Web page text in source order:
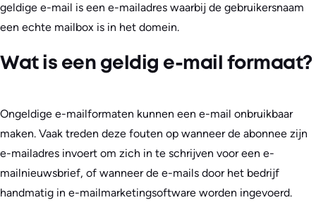
geldige e-mail is een e-mailadres waarbij de gebruikersnaam
een echte mailbox is in het domein.
Wat is een geldig e-mail formaat?
Ongeldige e-mailformaten kunnen een e-mail onbruikbaar
maken. Vaak treden deze fouten op wanneer de abonnee zijn
e-mailadres invoert om zich in te schrijven voor een e-
mailnieuwsbrief, of wanneer de e-mails door het bedrijf
handmatig in e-mailmarketingsoftware worden ingevoerd.